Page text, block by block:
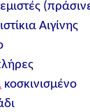
Αιγίνης
κοσκινισμένο